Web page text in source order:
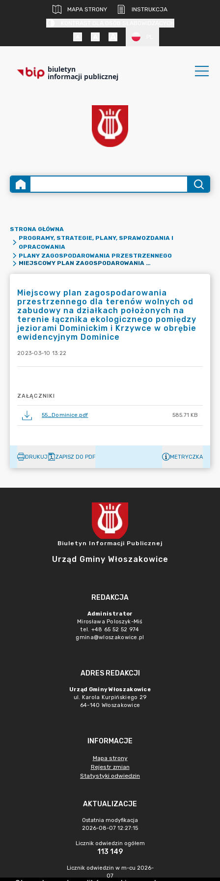
MAPA STRONY
INSTRUKCJA
biuletyn
informacji publicznej
STRONA GŁÓWNA
PROGRAMY, STRATEGIE, PLANY, SPRAWOZDANIA I
OPRACOWANIA
PLANY ZAGOSPODAROWANIA PRZESTRZENNEGO
MIEJSCOWY PLAN ZAGOSPODAROWANIA PRZESTRZENNEGO DLA TERENÓW WOLNYCH OD ZABUDOWY NA DZIAŁKACH POŁOŻONYCH NA TERENIE ŁĄCZNIKA EKOLOGICZNEGO POMIĘDZY JEZIORAMI DOMINICKIM I KRZYWCE W OBRĘBIE EWIDENCYJNYM DOMINICE
Miejscowy plan zagospodarowania
przestrzennego dla terenów wolnych od
zabudowy na działkach położonych na
terenie łącznika ekologicznego pomiędzy
jeziorami Dominickim i Krzywce w obrębie
ewidencyjnym Dominice
2023-03-10 13:22
ZAŁĄCZNIKI
55_Dominice.pdf 585.71 KB
DRUKUJ ZAPISZ DO PDF METRYCZKA
Biuletyn Informacji Publicznej
Urząd Gminy Włoszakowice
REDAKCJA
Administrator
Mirosława Poloszyk-Miś
tel. +48 65 52 52 974
gmina@wloszakowice.pl
ADRES REDAKCJI
Urząd Gminy Włoszakowice
ul. Karola Kurpińskiego 29
64-140 Włoszakowice
INFORMACJE
Mapa strony
Rejestr zmian
Statystyki odwiedzin
AKTUALIZACJE
Ostatnia modyfikacja
2026-08-07 12:27:15
Licznik odwiedzin ogółem
113 149
Licznik odwiedzin w m-cu 2026-
07